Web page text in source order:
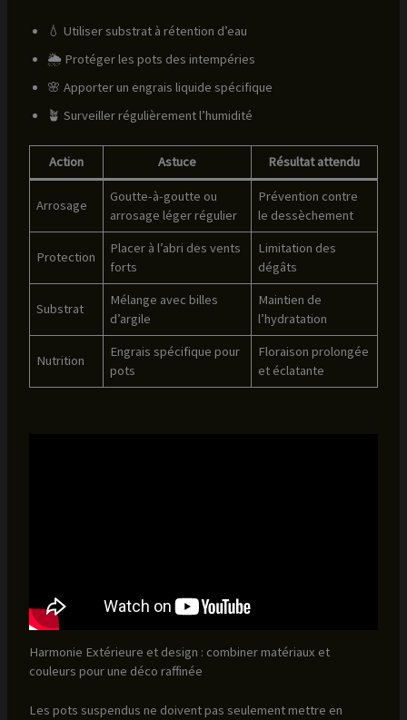
💧 Utiliser substrat à rétention d’eau
🌦 Protéger les pots des intempéries
🌸 Apporter un engrais liquide spécifique
🪴 Surveiller régulièrement l’humidité
Action Astuce Résultat attendu
Arrosage
Goutte-à-goutte ou
arrosage léger régulier
Prévention contre
le dessèchement
Protection
Placer à l’abri des vents
forts
Limitation des
dégâts
Substrat
Mélange avec billes
d’argile
Maintien de
l’hydratation
Nutrition
Engrais spécifique pour
pots
Floraison prolongée
et éclatante
Harmonie Extérieure et design : combiner matériaux et
couleurs pour une déco raffinée
Les pots suspendus ne doivent pas seulement mettre en